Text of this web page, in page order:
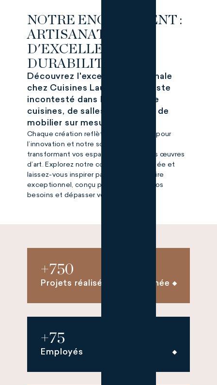
NOTRE ENGAGEMENT :
ARTISANAT
D'EXCELLENCE ET
DURABILITÉ
Découvrez l'excellence artisanale
chez Cuisines Laurier, spécialiste
incontesté dans la création de
cuisines, de salles de bains et de
mobilier sur mesure.
Chaque création reflète notre passion pour
l’innovation et notre souci du détail,
transformant vos espaces en véritables œuvres
d’art. Explorez notre collection diversifiée et
laissez-vous inspirer par notre savoir-faire
exceptionnel, conçu pour répondre à vos
besoins et dépasser vos attentes.
+750
Projets réalisés chaque année
+75
Employés